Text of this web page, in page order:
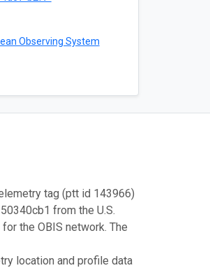
Observing System
tag (ptt id 143966)
from the U.S.
the OBIS network. The
location and profile data